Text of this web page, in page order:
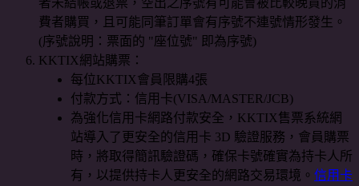
費者購買，且可能同筆訂單會有序號不連號情形發生。
(序號說明：票面的 "座位號" 即為序號)
KKTIX網站購票：
每位KKTIX會員限購4張
付款方式：信用卡(VISA/MASTER/JCB)
為強化信用卡網路付款安全，KKTIX售票系統網
站導入了更安全的信用卡 3D 驗證服務，會員購票
時，將取得簡訊驗證碼，確保卡號確實為持卡人所
有，以提供持卡人更安全的網路交易環境。 信用卡